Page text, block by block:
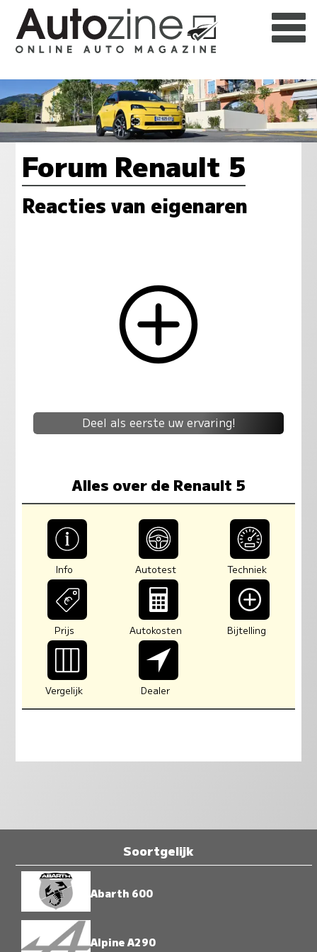
Forum Renault 5
Reacties van eigenaren
Deel als eerste uw ervaring!
Alles over de Renault 5
Info Autotest Techniek
Prijs Autokosten Bijtelling
Vergelijk Dealer
Soortgelijk
Abarth 600
Alpine A290